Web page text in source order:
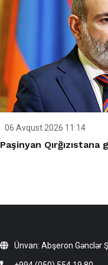
06 Avqust 2026 11:14
Paşinyan Qırğızıstana
Ünvan: Abşeron Gənclər